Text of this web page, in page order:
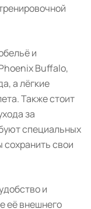
и
Buffalo,
а лёгкие
Также стоит
за
специальных
сохранить свои
и
её внешнего